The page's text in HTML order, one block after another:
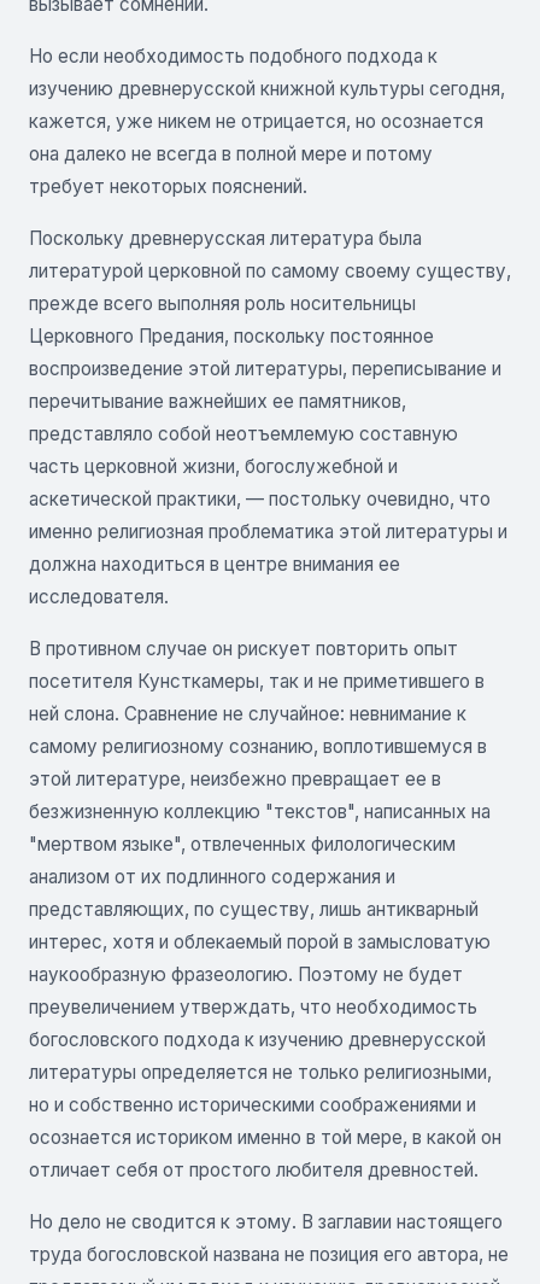
Но если необходимость подобного подхода к
изучению древнерусской книжной культуры сегодня,
кажется, уже никем не отрицается, но осознается
она далеко не всегда в полной мере и потому
требует некоторых пояснений.
Поскольку древнерусская литература была
литературой церковной по самому своему существу,
прежде всего выполняя роль носительницы
Церковного Предания, поскольку постоянное
воспроизведение этой литературы, переписывание и
перечитывание важнейших ее памятников,
представляло собой неотъемлемую составную
часть церковной жизни, богослужебной и
аскетической практики, — постольку очевидно, что
именно религиозная проблематика этой литературы и
должна находиться в центре внимания ее
исследователя.
В противном случае он рискует повторить опыт
посетителя Кунсткамеры, так и не приметившего в
ней слона. Сравнение не случайное: невнимание к
самому религиозному сознанию, воплотившемуся в
этой литературе, неизбежно превращает ее в
безжизненную коллекцию "текстов", написанных на
"мертвом языке", отвлеченных филологическим
анализом от их подлинного содержания и
представляющих, по существу, лишь антикварный
интерес, хотя и облекаемый порой в замысловатую
наукообразную фразеологию. Поэтому не будет
преувеличением утверждать, что необходимость
богословского подхода к изучению древнерусской
литературы определяется не только религиозными,
но и собственно историческими соображениями и
осознается историком именно в той мере, в какой он
отличает себя от простого любителя древностей.
Но дело не сводится к этому. В заглавии настоящего
труда богословской названа не позиция его автора, не